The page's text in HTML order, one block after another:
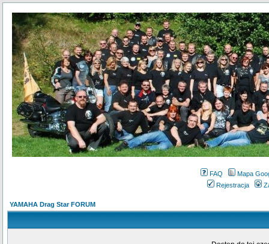
FAQ
Mapa
Rejestracja
YAMAHA Drag Star FORUM